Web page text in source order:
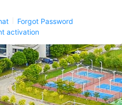
Forgot Password
activation